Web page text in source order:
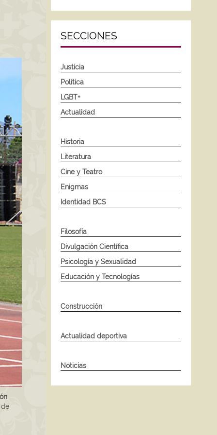
SECCIONES
Justicia
Política
LGBT+
Actualidad
Historia
Literatura
Cine y Teatro
Enigmas
Identidad BCS
Filosofía
Divulgación Científica
Psicología y Sexualidad
Educación y Tecnologías
Construcción
Actualidad deportiva
Noticias